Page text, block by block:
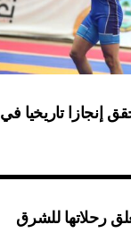
إنجازا تاريخيا في
رحلاتها للشرق